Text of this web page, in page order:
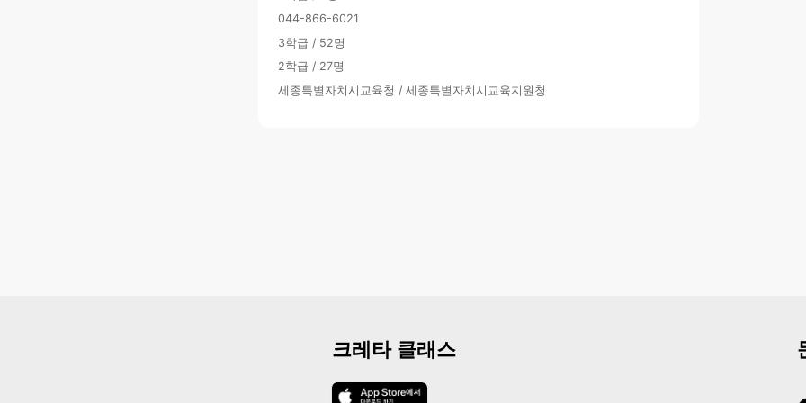
044-866-6021
3학급 / 52명
2학급 / 27명
세종특별자치시교육청 / 세종특별자치시교육지원청
크레타 클래스